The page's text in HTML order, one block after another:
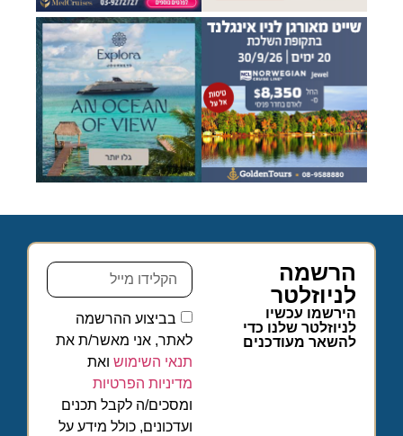
הרשמה
לניוזלטר
הירשמו עכשיו
לניוזלטר שלנו כדי
להשאר מעודכנים
בביצוע ההרשמה
לאתר, אני מאשר/ת את
תנאי השימוש ואת
מדיניות הפרטיות
ומסכים/ה לקבל תכנים
ועדכונים, כולל מידע על